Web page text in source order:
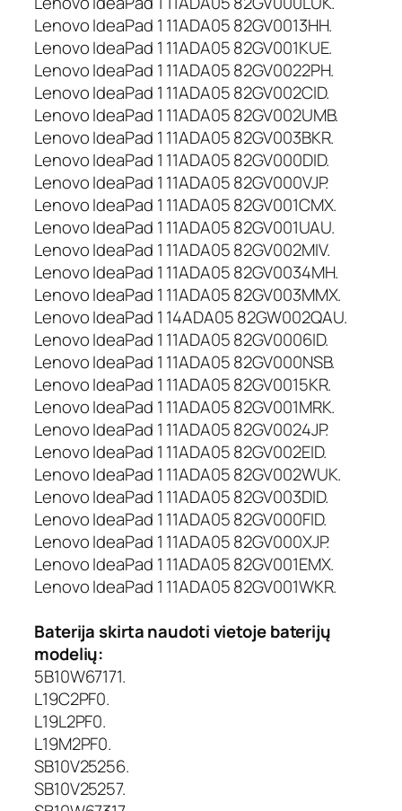
Lenovo IdeaPad 1 11ADA05 82GV0013HH.
Lenovo IdeaPad 1 11ADA05 82GV001KUE.
Lenovo IdeaPad 1 11ADA05 82GV0022PH.
Lenovo IdeaPad 1 11ADA05 82GV002CID.
Lenovo IdeaPad 1 11ADA05 82GV002UMB.
Lenovo IdeaPad 1 11ADA05 82GV003BKR.
Lenovo IdeaPad 1 11ADA05 82GV000DID.
Lenovo IdeaPad 1 11ADA05 82GV000VJP.
Lenovo IdeaPad 1 11ADA05 82GV001CMX.
Lenovo IdeaPad 1 11ADA05 82GV001UAU.
Lenovo IdeaPad 1 11ADA05 82GV002MIV.
Lenovo IdeaPad 1 11ADA05 82GV0034MH.
Lenovo IdeaPad 1 11ADA05 82GV003MMX.
Lenovo IdeaPad 1 14ADA05 82GW002QAU.
Lenovo IdeaPad 1 11ADA05 82GV0006ID.
Lenovo IdeaPad 1 11ADA05 82GV000NSB.
Lenovo IdeaPad 1 11ADA05 82GV0015KR.
Lenovo IdeaPad 1 11ADA05 82GV001MRK.
Lenovo IdeaPad 1 11ADA05 82GV0024JP.
Lenovo IdeaPad 1 11ADA05 82GV002EID.
Lenovo IdeaPad 1 11ADA05 82GV002WUK.
Lenovo IdeaPad 1 11ADA05 82GV003DID.
Lenovo IdeaPad 1 11ADA05 82GV000FID.
Lenovo IdeaPad 1 11ADA05 82GV000XJP.
Lenovo IdeaPad 1 11ADA05 82GV001EMX.
Lenovo IdeaPad 1 11ADA05 82GV001WKR.
Baterija skirta naudoti vietoje baterijų
modelių:
5B10W67171.
L19C2PF0.
L19L2PF0.
L19M2PF0.
SB10V25256.
SB10V25257.